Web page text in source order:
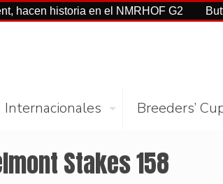
en el NMRHOF G2 Buttah con
Internacionales Breeders’
Stakes 158